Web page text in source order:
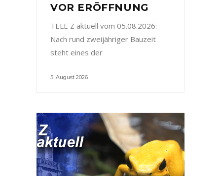
VOR ERÖFFNUNG
TELE Z aktuell vom 05.08.2026:
Nach rund zweijähriger Bauzeit
steht eines der
5. August 2026